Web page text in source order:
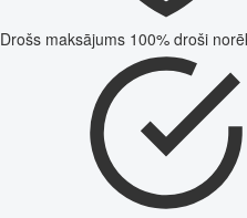
Drošs maksājums 100% droši